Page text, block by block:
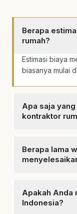
Berapa
rumah?
Estimasi biaya
biasanya mulai
Apa saja
kontraktor
renovasi,
Berapa lama
dan
Apakah Anda
Indonesia?